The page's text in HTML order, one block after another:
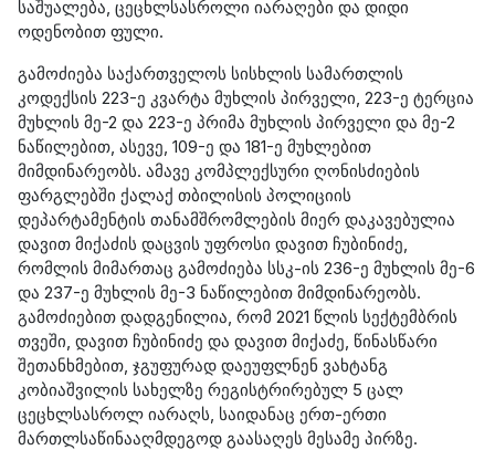
საშუალება, ცეცხლსასროლი იარაღები და დიდი
ოდენობით ფული.
გამოძიება საქართველოს სისხლის სამართლის
კოდექსის 223-ე კვარტა მუხლის პირველი, 223-ე ტერცია
მუხლის მე-2 და 223-ე პრიმა მუხლის პირველი და მე-2
ნაწილებით, ასევე, 109-ე და 181-ე მუხლებით
მიმდინარეობს. ამავე კომპლექსური ღონისძიების
ფარგლებში ქალაქ თბილისის პოლიციის
დეპარტამენტის თანამშრომლების მიერ დაკავებულია
დავით მიქაძის დაცვის უფროსი დავით ჩუბინიძე,
რომლის მიმართაც გამოძიება სსკ-ის 236-ე მუხლის მე-6
და 237-ე მუხლის მე-3 ნაწილებით მიმდინარეობს.
გამოძიებით დადგენილია, რომ 2021 წლის სექტემბრის
თვეში, დავით ჩუბინიძე და დავით მიქაძე, წინასწარი
შეთანხმებით, ჯგუფურად დაეუფლნენ ვახტანგ
კობიაშვილის სახელზე რეგისტრირებულ 5 ცალ
ცეცხლსასროლ იარაღს, საიდანაც ერთ-ერთი
მართლსაწინააღმდეგოდ გაასაღეს მესამე პირზე.